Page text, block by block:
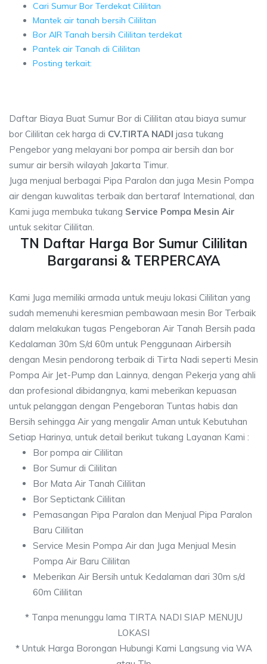
Cari Sumur Bor Terdekat Cililitan
Mantek air tanah bersih Cililitan
Bor AIR Tanah bersih Cililitan terdekat
Pantek air Tanah di Cililitan
Posting terkait:
Daftar Biaya Buat Sumur Bor di Cililitan atau biaya sumur
bor Cililitan cek harga di CV.TIRTA NADI jasa tukang
Pengebor yang melayani bor pompa air bersih dan bor
sumur air bersih wilayah Jakarta Timur.
Juga menjual berbagai Pipa Paralon dan juga Mesin Pompa
air dengan kuwalitas terbaik dan bertaraf International, dan
Kami juga membuka tukang Service Pompa Mesin Air
untuk sekitar Cililitan.
TN Daftar Harga Bor Sumur Cililitan
Bargaransi & TERPERCAYA
Kami Juga memiliki armada untuk meuju lokasi Cililitan yang
sudah memenuhi keresmian pembawaan mesin Bor Terbaik
dalam melakukan tugas Pengeboran Air Tanah Bersih pada
Kedalaman 30m S/d 60m untuk Penggunaan Airbersih
dengan Mesin pendorong terbaik di Tirta Nadi seperti Mesin
Pompa Air Jet-Pump dan Lainnya, dengan Pekerja yang ahli
dan profesional dibidangnya, kami meberikan kepuasan
untuk pelanggan dengan Pengeboran Tuntas habis dan
Bersih sehingga Air yang mengalir Aman untuk Kebutuhan
Setiap Harinya, untuk detail berikut tukang Layanan Kami :
Bor pompa air Cililitan
Bor Sumur di Cililitan
Bor Mata Air Tanah Cililitan
Bor Septictank Cililitan
Pemasangan Pipa Paralon dan Menjual Pipa Paralon
Baru Cililitan
Service Mesin Pompa Air dan Juga Menjual Mesin
Pompa Air Baru Cililitan
Meberikan Air Bersih untuk Kedalaman dari 30m s/d
60m Cililitan
*Tanpa menunggu lama TIRTA NADI SIAP MENUJU
LOKASI
*Untuk Harga Borongan Hubungi Kami Langsung via WA